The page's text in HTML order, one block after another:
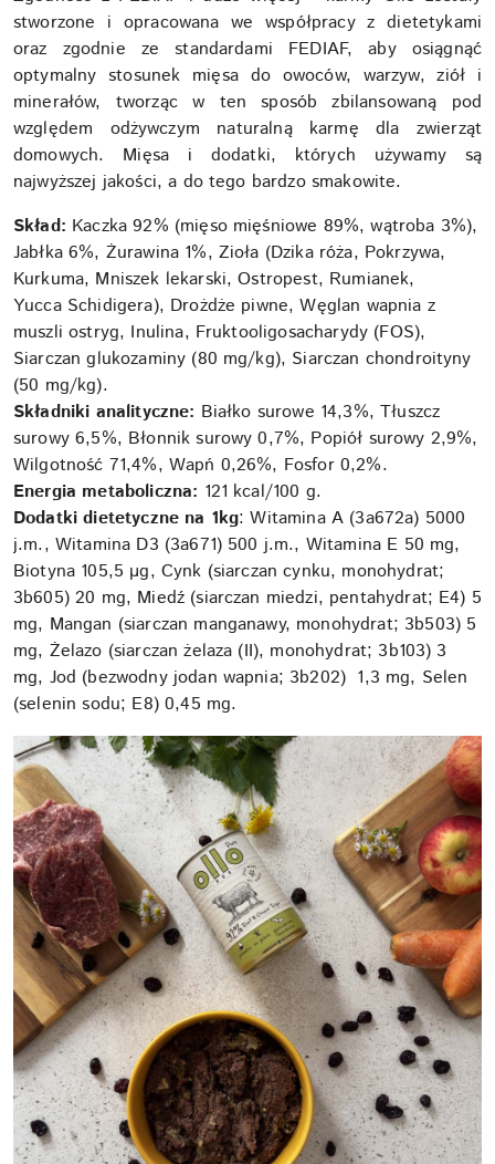
stworzone i opracowana we współpracy z dietetykami
oraz zgodnie ze standardami FEDIAF, aby osiągnąć
optymalny stosunek mięsa do owoców, warzyw, ziół i
minerałów, tworząc w ten sposób zbilansowaną pod
względem odżywczym naturalną karmę dla zwierząt
domowych. Mięsa i dodatki, których używamy są
najwyższej jakości, a do tego bardzo smakowite.
Skład: Kaczka 92% (mięso mięśniowe 89%, wątroba 3%),
Jabłka 6%, Żurawina 1%, Zioła (Dzika róża, Pokrzywa,
Kurkuma, Mniszek lekarski, Ostropest, Rumianek,
Yucca Schidigera), Drożdże piwne, Węglan wapnia z
muszli ostryg, Inulina, Fruktooligosacharydy (FOS),
Siarczan glukozaminy (80 mg/kg), Siarczan chondroityny
(50 mg/kg).
Składniki analityczne: Białko surowe 14,3%, Tłuszcz
surowy 6,5%, Błonnik surowy 0,7%, Popiół surowy 2,9%,
Wilgotność 71,4%, Wapń 0,26%, Fosfor 0,2%.
Energia metaboliczna: 121 kcal/100 g.
Dodatki dietetyczne na 1kg: Witamina A (3a672a) 5000
j.m., Witamina D3 (3a671) 500 j.m., Witamina E 50 mg,
Biotyna 105,5 µg, Cynk (siarczan cynku, monohydrat;
3b605) 20 mg, Miedź (siarczan miedzi, pentahydrat; E4) 5
mg, Mangan (siarczan manganawy, monohydrat; 3b503) 5
mg, Żelazo (siarczan żelaza (II), monohydrat; 3b103) 3
mg, Jod (bezwodny jodan wapnia; 3b202) 1,3 mg, Selen
(selenin sodu; E8) 0,45 mg.